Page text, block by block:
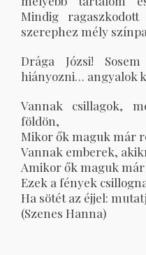
Mindig
szerephez mély
Drága Józsi!
hiányozni… angyalok
Vannak csillagok,
földön,
Mikor ők maguk már
Vannak emberek,
Amikor ők maguk
Ezek a fények
Ha sötét az éjjel:
(Szenes Hanna)